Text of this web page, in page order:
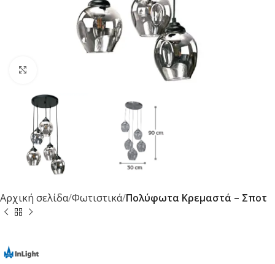
Αρχική σελίδα Φωτιστικά Πολύφωτα Κρεμαστά – Σποτ